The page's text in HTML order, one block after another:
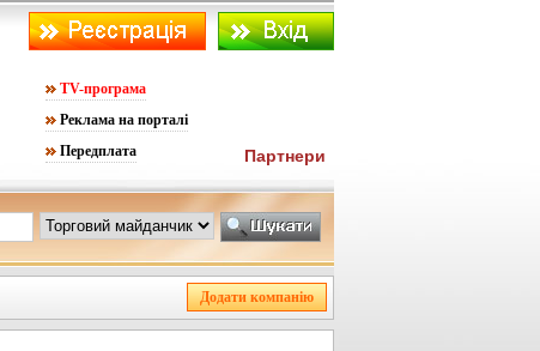
TV-програма
Реклама на порталі
Передплата
Партнери